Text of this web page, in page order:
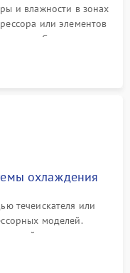
и влажности в зонах
или элементов
шума. Считывание
охлаждения
течеискателя или
моделей.
радиаторов и
выхода из строя.